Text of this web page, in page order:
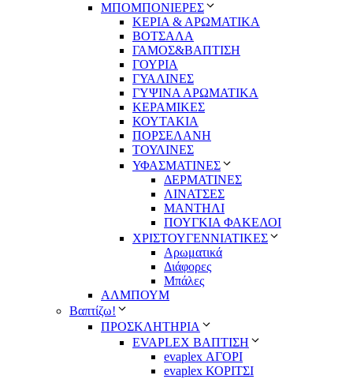
ΜΠΟΜΠΟΝΙΕΡΕΣ
ΚΕΡΙΑ & ΑΡΩΜΑΤΙΚΑ
ΒΟΤΣΑΛΑ
ΓΑΜΟΣ&ΒΑΠΤΙΣΗ
ΓΟΥΡΙΑ
ΓΥΑΛΙΝΕΣ
ΓΥΨΙΝΑ ΑΡΩΜΑΤΙΚΑ
ΚΕΡΑΜΙΚΕΣ
ΚΟΥΤΑΚΙΑ
ΠΟΡΣΕΛΑΝΗ
ΤΟΥΛΙΝΕΣ
ΥΦΑΣΜΑΤΙΝΕΣ
ΔΕΡΜΑΤΙΝΕΣ
ΛΙΝΑΤΣΕΣ
ΜΑΝΤΗΛΙ
ΠΟΥΓΚΙΑ ΦΑΚΕΛΟΙ
ΧΡΙΣΤΟΥΓΕΝΝΙΑΤΙΚΕΣ
Αρωματικά
Διάφορες
Μπάλες
ΑΛΜΠΟΥΜ
Βαπτίζω!
ΠΡΟΣΚΛΗΤΗΡΙΑ
EVAPLEX ΒΑΠΤΙΣΗ
evaplex ΑΓΟΡΙ
evaplex ΚΟΡΙΤΣΙ